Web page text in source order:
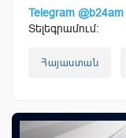
Telegram @b24am
Տելեգրամում:
Հայաստան